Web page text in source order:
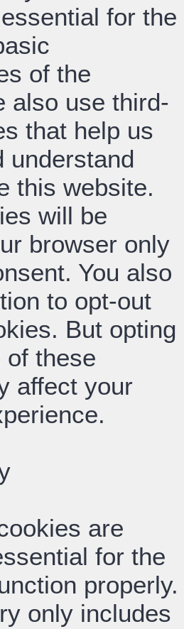
for the
of the
also use third-
that help us
understand
this website.
will be
browser only
You also
to opt-out
But opting
of these
affect your
are
for the
properly.
only includes